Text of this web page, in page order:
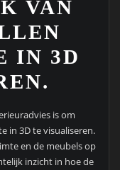
VAN
IN 3D
is om
in 3D te visualiseren.
en de meubels op
inzicht in hoe de